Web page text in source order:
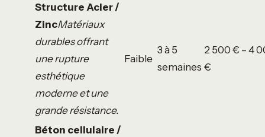
Structure Acier /
ZincMatériaux
durables offrant
une rupture
esthétique
moderne et une
grande résistance.
Faible
3 à 5
semaines
2 500 € – 4
€
Béton cellulaire /